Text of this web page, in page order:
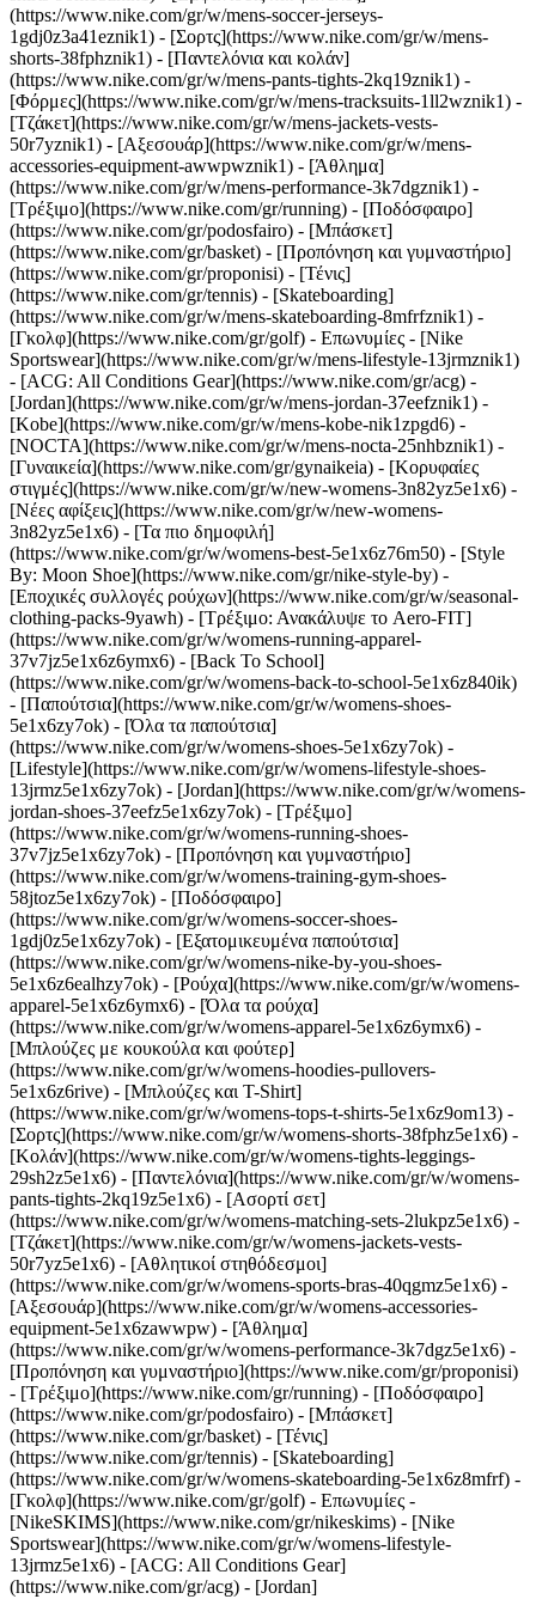
(https://www.nike.com/gr/w/mens-soccer-jerseys-
1gdj0z3a41eznik1) - [Σορτς](https://www.nike.com/gr/w/mens-
shorts-38fphznik1) - [Παντελόνια και κολάν]
(https://www.nike.com/gr/w/mens-pants-tights-2kq19znik1) -
[Φόρμες](https://www.nike.com/gr/w/mens-tracksuits-1ll2wznik1) -
[Τζάκετ](https://www.nike.com/gr/w/mens-jackets-vests-
50r7yznik1) - [Αξεσουάρ](https://www.nike.com/gr/w/mens-
accessories-equipment-awwpwznik1) - [Άθλημα]
(https://www.nike.com/gr/w/mens-performance-3k7dgznik1) -
[Τρέξιμο](https://www.nike.com/gr/running) - [Ποδόσφαιρο]
(https://www.nike.com/gr/podosfairo) - [Μπάσκετ]
(https://www.nike.com/gr/basket) - [Προπόνηση και γυμναστήριο]
(https://www.nike.com/gr/proponisi) - [Τένις]
(https://www.nike.com/gr/tennis) - [Skateboarding]
(https://www.nike.com/gr/w/mens-skateboarding-8mfrfznik1) -
[Γκολφ](https://www.nike.com/gr/golf) - Επωνυμίες - [Nike
Sportswear](https://www.nike.com/gr/w/mens-lifestyle-13jrmznik1)
- [ACG: All Conditions Gear](https://www.nike.com/gr/acg) -
[Jordan](https://www.nike.com/gr/w/mens-jordan-37eefznik1) -
[Kobe](https://www.nike.com/gr/w/mens-kobe-nik1zpgd6) -
[NOCTA](https://www.nike.com/gr/w/mens-nocta-25nhbznik1) -
[Γυναικεία](https://www.nike.com/gr/gynaikeia) - [Κορυφαίες
στιγμές](https://www.nike.com/gr/w/new-womens-3n82yz5e1x6) -
[Νέες αφίξεις](https://www.nike.com/gr/w/new-womens-
3n82yz5e1x6) - [Τα πιο δημοφιλή]
(https://www.nike.com/gr/w/womens-best-5e1x6z76m50) - [Style
By: Moon Shoe](https://www.nike.com/gr/nike-style-by) -
[Εποχικές συλλογές ρούχων](https://www.nike.com/gr/w/seasonal-
clothing-packs-9yawh) - [Τρέξιμο: Ανακάλυψε το Aero-FIT]
(https://www.nike.com/gr/w/womens-running-apparel-
37v7jz5e1x6z6ymx6) - [Back To School]
(https://www.nike.com/gr/w/womens-back-to-school-5e1x6z840ik)
- [Παπούτσια](https://www.nike.com/gr/w/womens-shoes-
5e1x6zy7ok) - [Όλα τα παπούτσια]
(https://www.nike.com/gr/w/womens-shoes-5e1x6zy7ok) -
[Lifestyle](https://www.nike.com/gr/w/womens-lifestyle-shoes-
13jrmz5e1x6zy7ok) - [Jordan](https://www.nike.com/gr/w/womens-
jordan-shoes-37eefz5e1x6zy7ok) - [Τρέξιμο]
(https://www.nike.com/gr/w/womens-running-shoes-
37v7jz5e1x6zy7ok) - [Προπόνηση και γυμναστήριο]
(https://www.nike.com/gr/w/womens-training-gym-shoes-
58jtoz5e1x6zy7ok) - [Ποδόσφαιρο]
(https://www.nike.com/gr/w/womens-soccer-shoes-
1gdj0z5e1x6zy7ok) - [Εξατομικευμένα παπούτσια]
(https://www.nike.com/gr/w/womens-nike-by-you-shoes-
5e1x6z6ealhzy7ok) - [Ρούχα](https://www.nike.com/gr/w/womens-
apparel-5e1x6z6ymx6) - [Όλα τα ρούχα]
(https://www.nike.com/gr/w/womens-apparel-5e1x6z6ymx6) -
[Μπλούζες με κουκούλα και φούτερ]
(https://www.nike.com/gr/w/womens-hoodies-pullovers-
5e1x6z6rive) - [Μπλούζες και T-Shirt]
(https://www.nike.com/gr/w/womens-tops-t-shirts-5e1x6z9om13) -
[Σορτς](https://www.nike.com/gr/w/womens-shorts-38fphz5e1x6) -
[Κολάν](https://www.nike.com/gr/w/womens-tights-leggings-
29sh2z5e1x6) - [Παντελόνια](https://www.nike.com/gr/w/womens-
pants-tights-2kq19z5e1x6) - [Ασορτί σετ]
(https://www.nike.com/gr/w/womens-matching-sets-2lukpz5e1x6) -
[Τζάκετ](https://www.nike.com/gr/w/womens-jackets-vests-
50r7yz5e1x6) - [Αθλητικοί στηθόδεσμοι]
(https://www.nike.com/gr/w/womens-sports-bras-40qgmz5e1x6) -
[Αξεσουάρ](https://www.nike.com/gr/w/womens-accessories-
equipment-5e1x6zawwpw) - [Άθλημα]
(https://www.nike.com/gr/w/womens-performance-3k7dgz5e1x6) -
[Προπόνηση και γυμναστήριο](https://www.nike.com/gr/proponisi)
- [Τρέξιμο](https://www.nike.com/gr/running) - [Ποδόσφαιρο]
(https://www.nike.com/gr/podosfairo) - [Μπάσκετ]
(https://www.nike.com/gr/basket) - [Τένις]
(https://www.nike.com/gr/tennis) - [Skateboarding]
(https://www.nike.com/gr/w/womens-skateboarding-5e1x6z8mfrf) -
[Γκολφ](https://www.nike.com/gr/golf) - Επωνυμίες -
[NikeSKIMS](https://www.nike.com/gr/nikeskims) - [Nike
Sportswear](https://www.nike.com/gr/w/womens-lifestyle-
13jrmz5e1x6) - [ACG: All Conditions Gear]
(https://www.nike.com/gr/acg) - [Jordan]